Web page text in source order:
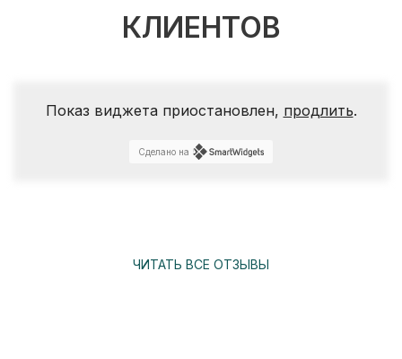
КЛИЕНТОВ
Показ виджета приостановлен, продлить.
Сделано на
ЧИТАТЬ ВСЕ ОТЗЫВЫ